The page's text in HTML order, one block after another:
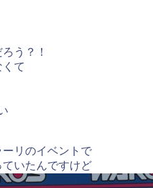
う？！
て
リのイベントで
いたんですけど